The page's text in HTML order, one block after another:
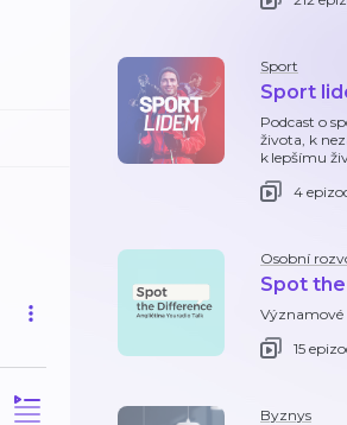
Sport
Sport
Podcast o
života, k
k lepšímu
4
Osobní
Spot
Významové
15
Byznys